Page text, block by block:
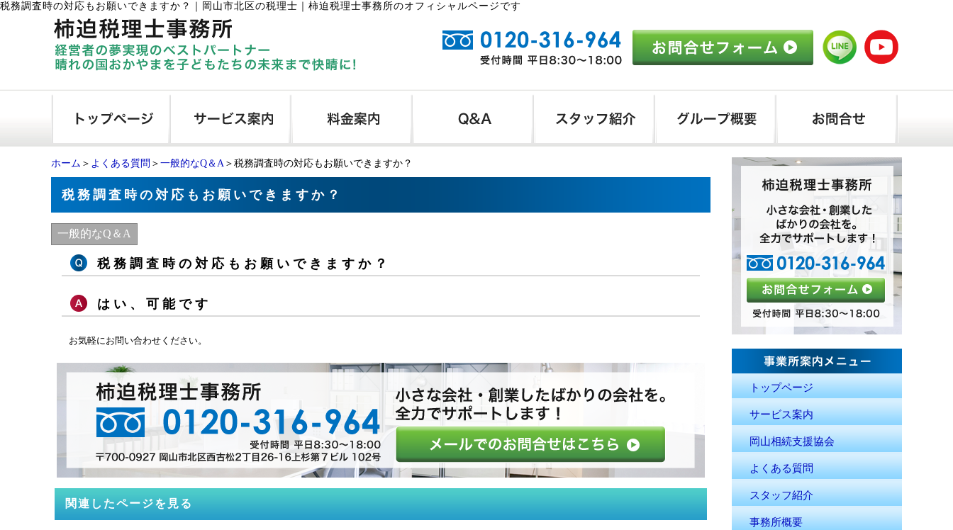
税務調査時の対応もお願いできますか？ 岡山市北区の税理士｜柿迫税理士事務所のオフィシャルページです
ホーム ＞ よくある質問 ＞ 一般的なQ＆A ＞税務調査時の対応もお願いできますか？
税務調査時の対応もお願いできますか？
一般的なQ＆A
税務調査時の対応もお願いできますか？
はい、可能です
お気軽にお問い合わせください。
関連したページを見る
トップページ
サービス案内
岡山相続支援協会
よくある質問
スタッフ紹介
事務所概要